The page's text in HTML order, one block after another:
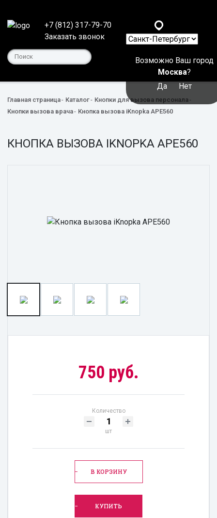
+7 (812) 317-79-70
Заказать звонок
Возможно Ваш город
Москва?
Да
Нет
Главная страница Каталог
Кнопки для вызова персонала
Кнопки вызова врача
Кнопка вызова iKnopka APE560
КНОПКА ВЫЗОВА IKNOPKA APE560
750 руб.
Количество
шт
В КОРЗИНУ
КУПИТЬ